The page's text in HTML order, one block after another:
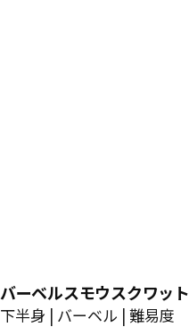
バーベルスモウスクワット
下半身 | バーベル | 難易度